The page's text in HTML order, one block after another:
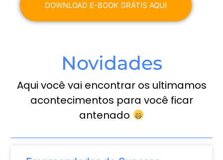
DOWNLOAD E-BOOK GRÁTIS AQUI
Novidades
Aqui você vai encontrar os ultimamos
acontecimentos para você ficar
antenado